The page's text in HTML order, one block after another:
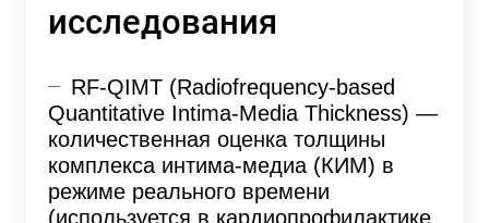
исследования
RF-QIMT (Radiofrequency-based
Quantitative Intima-Media Thickness) —
количественная оценка толщины
комплекса интима-медиа (КИМ) в
режиме реального времени
(используется в кардиопрофилактике